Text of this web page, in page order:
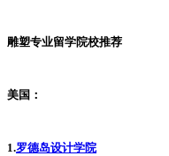
雕塑专业留学院校推荐
美国：
1.罗德岛设计学院